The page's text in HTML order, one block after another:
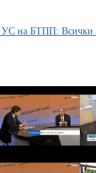
на БТПП: Всички